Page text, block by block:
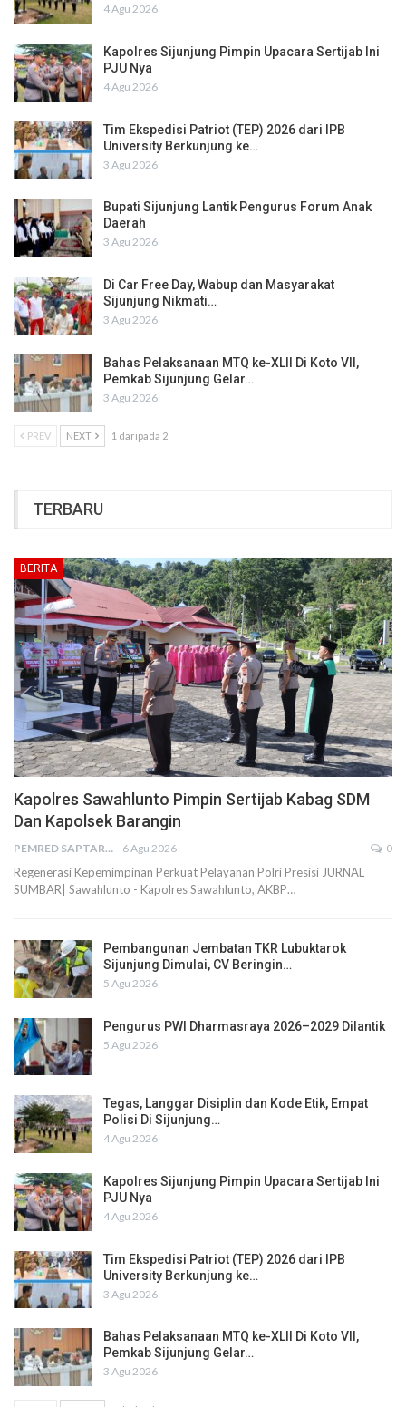
4 Agu 2026
Kapolres Sijunjung Pimpin Upacara Sertijab Ini
PJU Nya
4 Agu 2026
Tim Ekspedisi Patriot (TEP) 2026 dari IPB
University Berkunjung ke…
3 Agu 2026
Bupati Sijunjung Lantik Pengurus Forum Anak
Daerah
3 Agu 2026
Di Car Free Day, Wabup dan Masyarakat
Sijunjung Nikmati…
3 Agu 2026
Bahas Pelaksanaan MTQ ke-XLII Di Koto VII,
Pemkab Sijunjung Gelar…
3 Agu 2026
PREV NEXT 1 daripada 2
TERBARU
BERITA
Kapolres Sawahlunto Pimpin Sertijab Kabag SDM
Dan Kapolsek Barangin
PEMRED SAPTARIUS 6 Agu 2026 0
Regenerasi Kepemimpinan Perkuat Pelayanan Polri Presisi JURNAL
SUMBAR| Sawahlunto - Kapolres Sawahlunto, AKBP…
Pembangunan Jembatan TKR Lubuktarok
Sijunjung Dimulai, CV Beringin…
5 Agu 2026
Pengurus PWI Dharmasraya 2026–2029 Dilantik
5 Agu 2026
Tegas, Langgar Disiplin dan Kode Etik, Empat
Polisi Di Sijunjung…
4 Agu 2026
Kapolres Sijunjung Pimpin Upacara Sertijab Ini
PJU Nya
4 Agu 2026
Tim Ekspedisi Patriot (TEP) 2026 dari IPB
University Berkunjung ke…
3 Agu 2026
Bahas Pelaksanaan MTQ ke-XLII Di Koto VII,
Pemkab Sijunjung Gelar…
3 Agu 2026